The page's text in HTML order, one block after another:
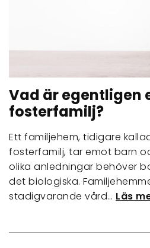
Vad är egentligen
fosterfamilj?
Ett familjehem, tidigare
fosterfamilj, tar emot barn
olika anledningar behöver
det biologiska.
stadigvarande vård… Läs